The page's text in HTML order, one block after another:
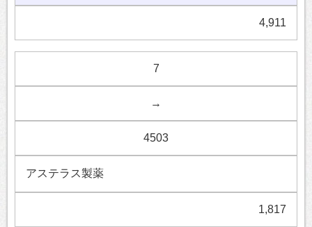
4,911
7
→
4503
アステラス製薬
1,817